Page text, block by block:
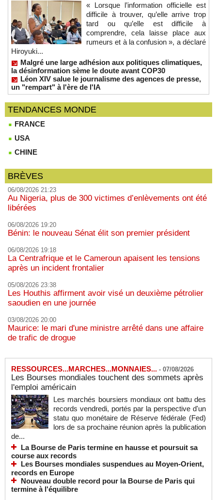
« Lorsque l’information officielle est
difficile à trouver, qu’elle arrive trop
tard ou qu’elle est difficile à
comprendre, cela laisse place aux
rumeurs et à la confusion », a déclaré
Hiroyuki...
Malgré une large adhésion aux politiques climatiques,
la désinformation sème le doute avant COP30
Léon XIV salue le journalisme des agences de presse,
un "rempart" à l'ère de l'IA
TENDANCES MONDE
FRANCE
USA
CHINE
BRÈVES
06/08/2026 21:23
Au Nigeria, plus de 300 victimes d’enlèvements ont été
libérées
06/08/2026 19:20
Bénin: le nouveau Sénat élit son premier président
06/08/2026 19:18
La Centrafrique et le Cameroun apaisent les tensions
après un incident frontalier
05/08/2026 23:38
Les Houthis affirment avoir visé un deuxième pétrolier
saoudien en une journée
03/08/2026 20:00
Maurice: le mari d'une ministre arrêté dans une affaire
de trafic de drogue
RESSOURCES...MARCHES...MONNAIES... - 07/08/2026
Les Bourses mondiales touchent des sommets après
l'emploi américain
Les marchés boursiers mondiaux ont battu des
records vendredi, portés par la perspective d'un
statu quo monétaire de Réserve fédérale (Fed)
lors de sa prochaine réunion après la publication
de...
La Bourse de Paris termine en hausse et poursuit sa
course aux records
Les Bourses mondiales suspendues au Moyen-Orient,
records en Europe
Nouveau double record pour la Bourse de Paris qui
termine à l'équilibre